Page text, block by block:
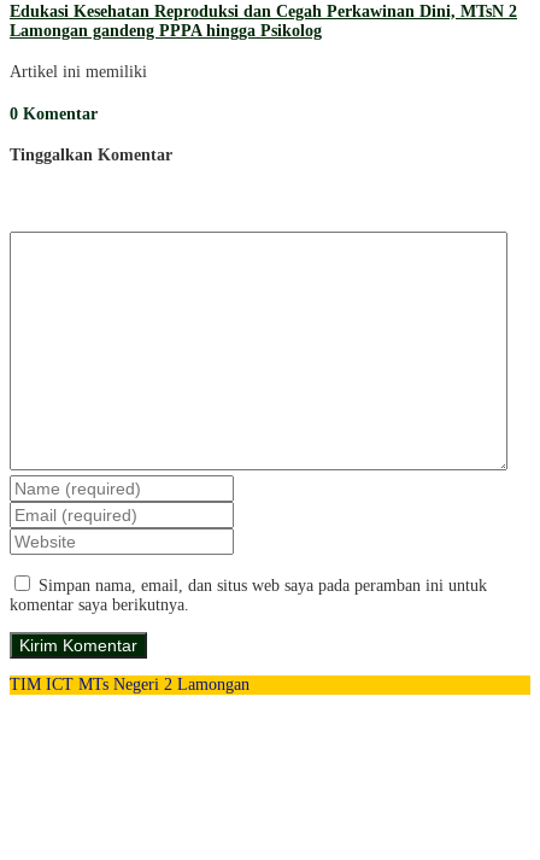
Edukasi Kesehatan Reproduksi dan Cegah Perkawinan Dini, MTsN 2
Lamongan gandeng PPPA hingga Psikolog
Artikel ini memiliki
0 Komentar
Tinggalkan Komentar
Simpan nama, email, dan situs web saya pada peramban ini untuk
komentar saya berikutnya.
TIM ICT MTs Negeri 2 Lamongan